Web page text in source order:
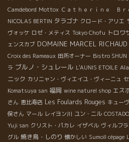
Camdebord Mottox Ｃａｔｈｅｒｉｎｅ Ｂｒ
NICOLAS BERTIN タラゴナ クロード・アリエ
ヴォッケ ロゼ・メティス Tokyo Chofu トロワ
ェンスカブ DOMAINE MARCEL RICHAUD
Croix des Rameaux 田所オーナー Bistro SHUN
ラ ブルノ・シュレール L'AUNIS ETOILE
ニック カリニャン・ヴィエイユ・ヴィーニュ
Komatsuya san 福岡 wine naturel shop エス
さん 恵比寿店 Les Foulards Rouges キュー
俣さん マール レイヨン川 ユン・ニル
Yuji san クリスト・パカレ イザベル ヴィルフ
グル 焼き鳥・しのり 懐かしい Sumoll cépage